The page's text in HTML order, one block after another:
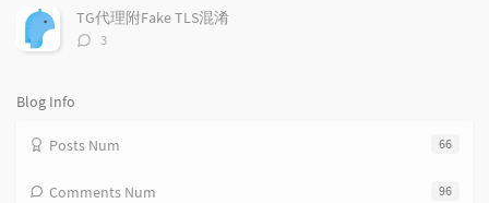
s数：
TG代理附Fake TLS混淆
评
3
Blog Info
66
Posts Num
96
Comments Num